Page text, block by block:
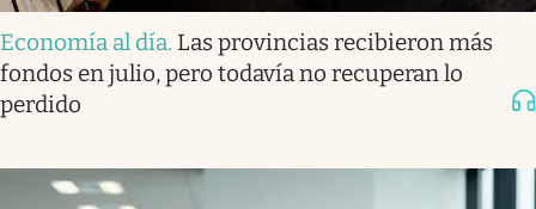
Economía al día. Las provincias recibieron más
fondos en julio, pero todavía no recuperan lo
perdido